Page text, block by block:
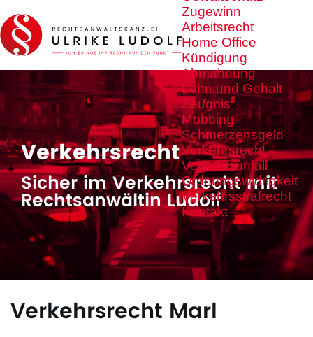
Zugewinn
Arbeitsrecht
Home Office
Kündigung
Abmahnung
Lohn und Gehalt
Zeugnis
Mobbing
Schmerzensgeld
Verkehrsrecht
Verkehrsunfall
Ordnungswidrigkeit
Verkehrsstrafrecht
Kontakt
Verkehrsrecht
Sicher im Verkehrsrecht mit
Rechtsanwältin Ludolf
Verkehrsrecht Marl